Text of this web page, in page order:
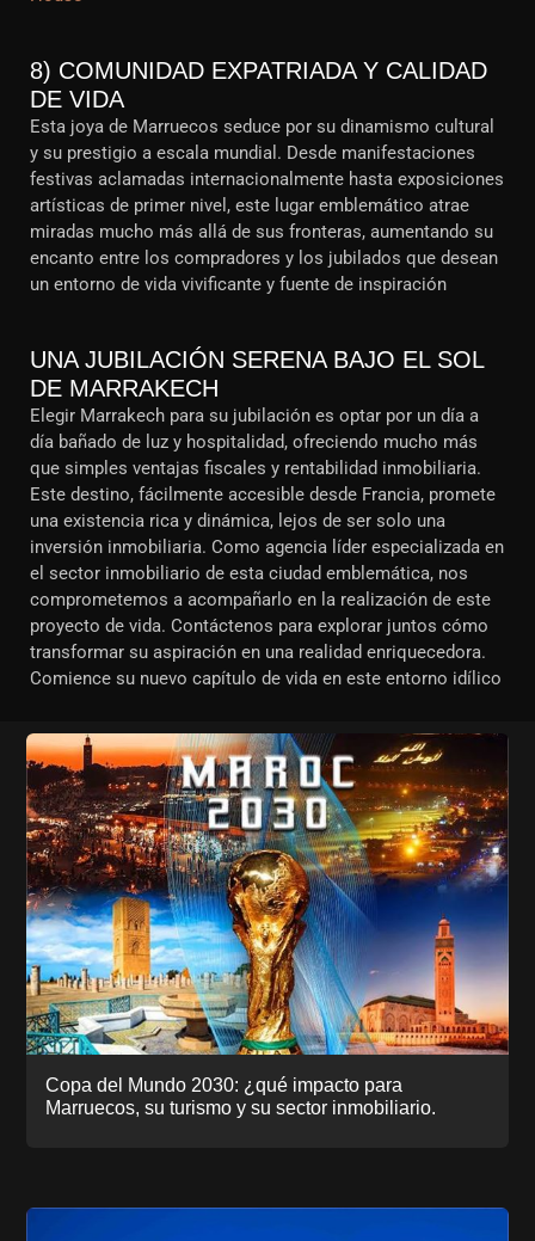
8) COMUNIDAD EXPATRIADA Y CALIDAD
DE VIDA
Esta joya de Marruecos seduce por su dinamismo cultural
y su prestigio a escala mundial. Desde manifestaciones
festivas aclamadas internacionalmente hasta exposiciones
artísticas de primer nivel, este lugar emblemático atrae
miradas mucho más allá de sus fronteras, aumentando su
encanto entre los compradores y los jubilados que desean
un entorno de vida vivificante y fuente de inspiración
UNA JUBILACIÓN SERENA BAJO EL SOL
DE MARRAKECH
Elegir Marrakech para su jubilación es optar por un día a
día bañado de luz y hospitalidad, ofreciendo mucho más
que simples ventajas fiscales y rentabilidad inmobiliaria.
Este destino, fácilmente accesible desde Francia, promete
una existencia rica y dinámica, lejos de ser solo una
inversión inmobiliaria. Como agencia líder especializada en
el sector inmobiliario de esta ciudad emblemática, nos
comprometemos a acompañarlo en la realización de este
proyecto de vida. Contáctenos para explorar juntos cómo
transformar su aspiración en una realidad enriquecedora.
Comience su nuevo capítulo de vida en este entorno idílico
Copa del Mundo 2030: ¿qué impacto para
Marruecos, su turismo y su sector inmobiliario.